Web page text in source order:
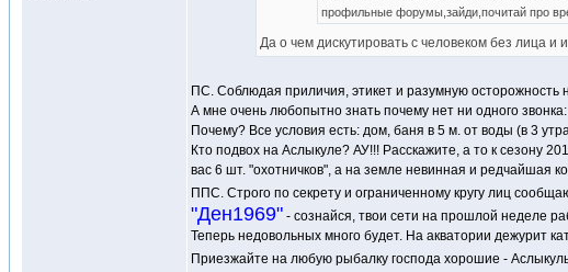
профильные форумы,зайди,почитай про
Да о чем дискутировать с человеком без лица
ПС. Соблюдая приличия, этикет и разумную осторожность
А мне очень любопытно знать почему нет ни одного
Почему? Все условия есть: дом, баня в 5 м. от воды (в 3
Кто подвох на Аслыкуле? АУ!!! Расскажите, а то к сезону
вас 6 шт. "охотничков", а на земле невинная и редчайшая
ППС. Строго по секрету и ограниченному кругу лиц
"Ден1969" - сознайся, твои сети на прошлой неделе
Теперь недовольных много будет. На акватории дежурит
Приезжайте на любую рыбалку господа хорошие -